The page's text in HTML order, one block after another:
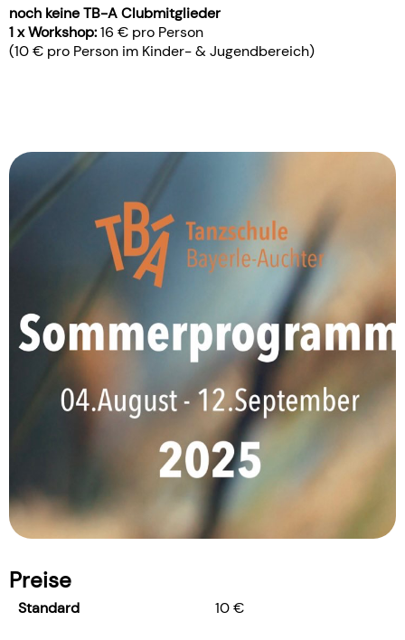
noch keine TB-A Clubmitglieder
1 x Workshop:16 € pro Person
(10 € pro Person im Kinder- & Jugendbereich)
Preise
Standard 10 €